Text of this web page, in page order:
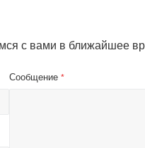
с вами в ближайшее
Сообщение *